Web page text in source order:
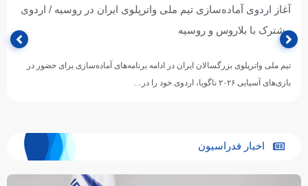
آغاز اردوی آماده‌سازی تیم ملی واترپلوی ایران در روسیه / اردوی
مشترک با بلاروس و روسیه
تیم ملی واترپلوی بزرگسالان ایران در ادامه برنامه‌های آماده‌سازی برای حضور در
بازی‌های آسیایی ۲۰۲۶ ناگویا، اردوی خود را در…
اخبار فدراسیون